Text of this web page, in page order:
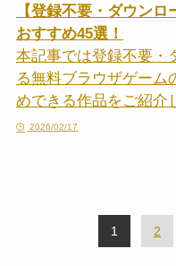
【登録不要・ダウン
おすすめ45選！
本記事では登録不要・
る無料ブラウザゲーム
めできる作品をご紹介
2026/02/17
1 2